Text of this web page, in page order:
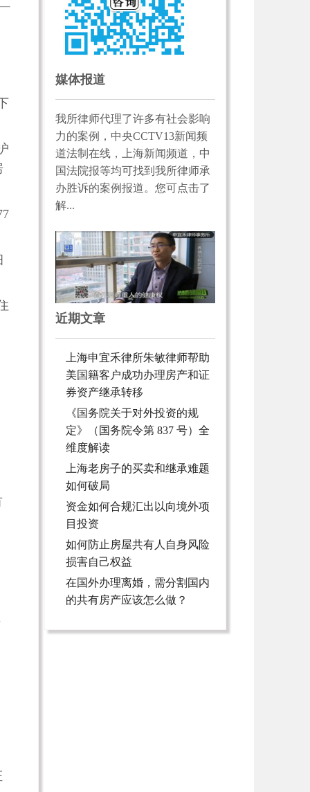
媒体报道
我所律师代理了许多有社会影响
力的案例，中央CCTV13新闻频
道法制在线，上海新闻频道，中
国法院报等均可找到我所律师承
办胜诉的案例报道。您可点击了
解...
近期文章
上海申宜禾律所朱敏律师帮助
美国籍客户成功办理房产和证
券资产继承转移
《国务院关于对外投资的规
定》（国务院令第 837 号）全
维度解读
上海老房子的买卖和继承难题
如何破局
资金如何合规汇出以向境外项
目投资
如何防止房屋共有人自身风险
损害自己权益
在国外办理离婚，需分割国内
的共有房产应该怎么做？